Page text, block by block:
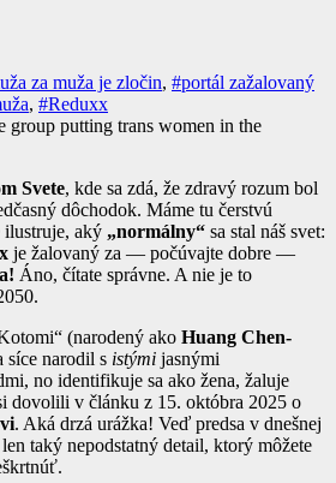
za muža je zločin, #portál zažalovaný
, #Reduxx
group putting trans women in the
Svete, kde sa zdá, že zdravý rozum bol
dôchodok. Máme tu čerstvú
ilustruje, aký „normálny“ sa stal náš svet:
je žalovaný za — počúvajte dobre —
Áno, čítate správne. A nie je to
(narodený ako Huang Chen-
síce narodil s istými jasnými
no identifikuje sa ako žena, žaluje
dovolili v článku z 15. októbra 2025 o
. Aká drzá urážka! Veď predsa v dnešnej
taký nepodstatný detail, ktorý môžete